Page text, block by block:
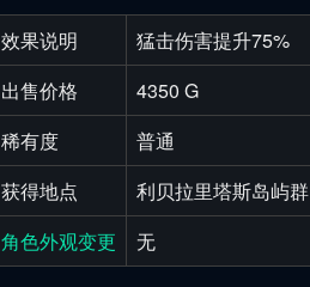
效果说明
猛击伤害提升75%
出售价格
4350 G
稀有度
普通
获得地点
利贝拉里塔斯岛屿群
角色外观变更
无